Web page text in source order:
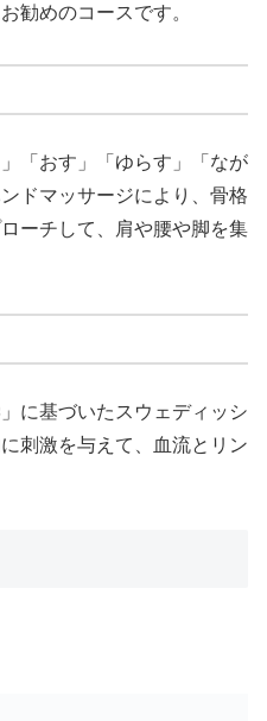
勧めのコースです。
「おす」「ゆらす」「なが
ドマッサージにより、骨格
ーチして、肩や腰や脚を集
に基づいたスウェディッシ
刺激を与えて、血流とリン